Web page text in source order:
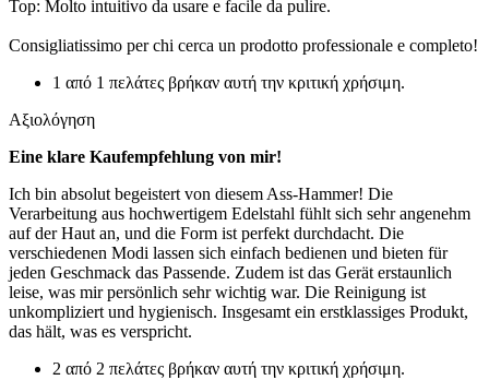
​Top: Molto intuitivo da usare e facile da pulire.
​Consigliatissimo per chi cerca un prodotto professionale e completo!
1 από 1 πελάτες βρήκαν αυτή την κριτική χρήσιμη.
Αξιολόγηση
Eine klare Kaufempfehlung von mir!
Ich bin absolut begeistert von diesem Ass-Hammer! Die
Verarbeitung aus hochwertigem Edelstahl fühlt sich sehr angenehm
auf der Haut an, und die Form ist perfekt durchdacht. Die
verschiedenen Modi lassen sich einfach bedienen und bieten für
jeden Geschmack das Passende. Zudem ist das Gerät erstaunlich
leise, was mir persönlich sehr wichtig war. Die Reinigung ist
unkompliziert und hygienisch. Insgesamt ein erstklassiges Produkt,
das hält, was es verspricht.
2 από 2 πελάτες βρήκαν αυτή την κριτική χρήσιμη.